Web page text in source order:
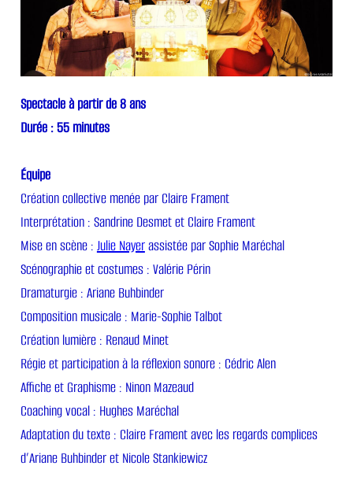
Spectacle à partir de 8 ans
Durée : 55 minutes
Équipe
Création collective menée par Claire Frament
Interprétation : Sandrine Desmet et Claire Frament
Mise en scène : Julie Nayerassistée par Sophie Maréchal
Scénographie et costumes : Valérie Périn
Dramaturgie : Ariane Buhbinder
Composition musicale : Marie-Sophie Talbot
Création lumière : Renaud Minet
Régie et participation à la réflexion sonore : Cédric Alen
Affiche et Graphisme : Ninon Mazeaud
Coaching vocal : Hughes Maréchal
Adaptation du texte : Claire Frament avec les regards complices
d’Ariane Buhbinder et Nicole Stankiewicz